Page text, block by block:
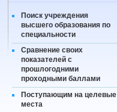
Поиск учреждения
высшего образования по
специальности
Сравнение своих
показателей с
прошлогодними
проходными баллами
Поступающим на целевые
места